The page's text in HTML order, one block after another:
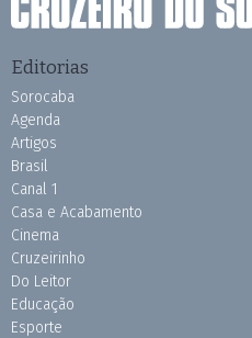
Editorias
Sorocaba
Agenda
Artigos
Brasil
Canal 1
Casa e Acabamento
Cinema
Cruzeirinho
Do Leitor
Educação
Esporte